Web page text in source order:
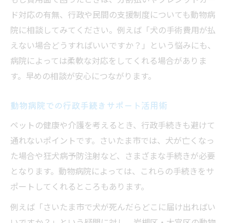
ド対応の有無、行政や民間の支援制度についても動物病
院に相談してみてください。例えば「犬の手術費用が払
えない場合どうすればいいですか？」という悩みにも、
病院によっては柔軟な対応をしてくれる場合がありま
す。早めの相談が安心につながります。
動物病院での行政手続きサポート活用術
ペットの健康や介護を考えるとき、行政手続きも避けて
通れないポイントです。さいたま市では、犬が亡くなっ
た場合や狂犬病予防注射など、さまざまな手続きが必要
となります。動物病院によっては、これらの手続きをサ
ポートしてくれるところもあります。
例えば「さいたま市で犬が死んだらどこに届け出ればい